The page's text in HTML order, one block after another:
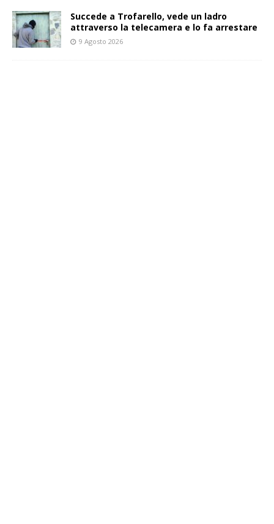
Succede a Trofarello, vede un ladro
attraverso la telecamera e lo fa arrestare
9 Agosto 2026